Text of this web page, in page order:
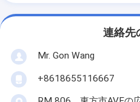
連絡先
Mr. Gon Wang
+8618655116667